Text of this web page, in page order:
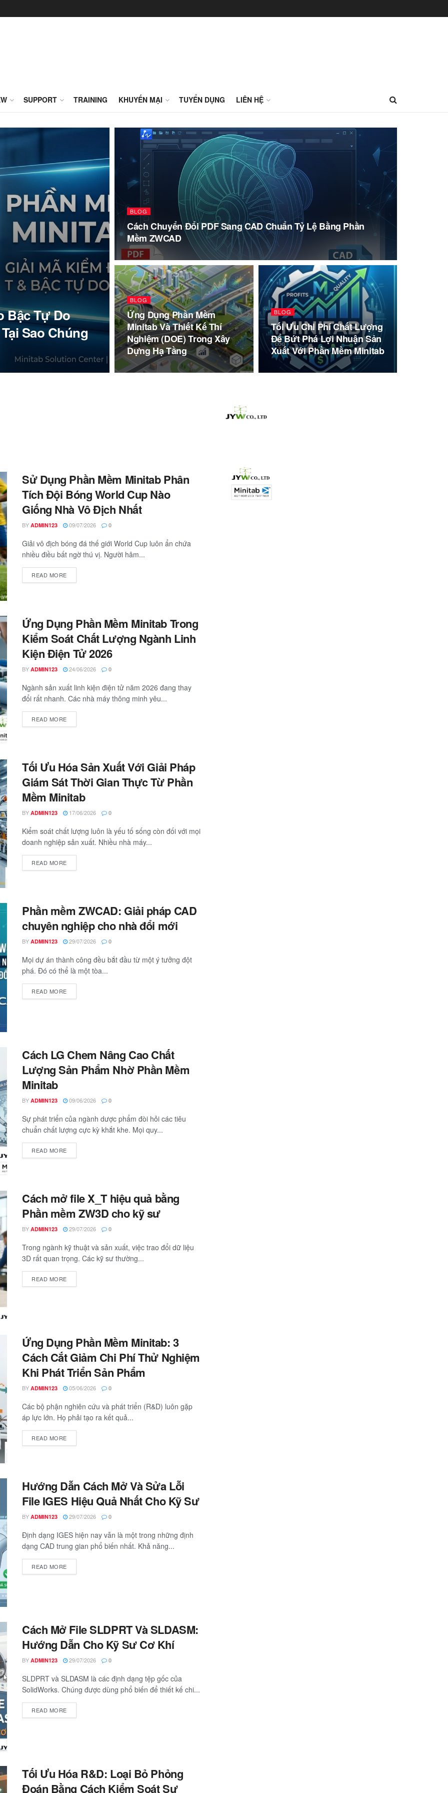
SUPPORT TRAINING KHUYẾN MẠI TUYỂN DỤNG LIÊN HỆ
Bậc Tự Do
Sao Chúng
BLOG
Cách Chuyển Đổi PDF Sang CAD Chuẩn Tỷ Lệ Bằng Phần
Mềm ZWCAD
BLOG
Ứng Dụng Phần Mềm
Minitab Và Thiết Kế Thí
Nghiệm (DOE) Trong Xây
Dựng Hạ Tầng
BLOG
Tối Ưu Chi Phí Chất Lượng
Để Bứt Phá Lợi Nhuận Sản
Xuất Với Phần Mềm Minitab
Sử Dụng Phần Mềm Minitab Phân
Tích Đội Bóng World Cup Nào
Giống Nhà Vô Địch Nhất
BY ADMIN123 09/07/2026 0
Giải vô địch bóng đá thế giới World Cup luôn ẩn chứa
nhiều điều bất ngờ thú vị. Người hâm...
READ MORE
Ứng Dụng Phần Mềm Minitab Trong
Kiểm Soát Chất Lượng Ngành Linh
Kiện Điện Tử 2026
BY ADMIN123 24/06/2026 0
Ngành sản xuất linh kiện điện tử năm 2026 đang thay
đổi rất nhanh. Các nhà máy thông minh yêu...
READ MORE
Tối Ưu Hóa Sản Xuất Với Giải Pháp
Giám Sát Thời Gian Thực Từ Phần
Mềm Minitab
BY ADMIN123 17/06/2026 0
Kiểm soát chất lượng luôn là yếu tố sống còn đối với mọi
doanh nghiệp sản xuất. Nhiều nhà máy...
READ MORE
Phần mềm ZWCAD: Giải pháp CAD
chuyên nghiệp cho nhà đổi mới
BY ADMIN123 29/07/2026 0
Mọi dự án thành công đều bắt đầu từ một ý tưởng đột
phá. Đó có thể là một tòa...
READ MORE
Cách LG Chem Nâng Cao Chất
Lượng Sản Phẩm Nhờ Phần Mềm
Minitab
BY ADMIN123 09/06/2026 0
Sự phát triển của ngành dược phẩm đòi hỏi các tiêu
chuẩn chất lượng cực kỳ khắt khe. Mọi quy...
READ MORE
Cách mở file X_T hiệu quả bằng
Phần mềm ZW3D cho kỹ sư
BY ADMIN123 29/07/2026 0
Trong ngành kỹ thuật và sản xuất, việc trao đổi dữ liệu
3D rất quan trọng. Các kỹ sư thường...
READ MORE
Ứng Dụng Phần Mềm Minitab: 3
Cách Cắt Giảm Chi Phí Thử Nghiệm
Khi Phát Triển Sản Phẩm
BY ADMIN123 05/06/2026 0
Các bộ phận nghiên cứu và phát triển (R&D) luôn gặp
áp lực lớn. Họ phải tạo ra kết quả...
READ MORE
Hướng Dẫn Cách Mở Và Sửa Lỗi
File IGES Hiệu Quả Nhất Cho Kỹ Sư
BY ADMIN123 29/07/2026 0
Định dạng IGES hiện nay vẫn là một trong những định
dạng CAD trung gian phổ biến nhất. Khả năng...
READ MORE
Cách Mở File SLDPRT Và SLDASM:
Hướng Dẫn Cho Kỹ Sư Cơ Khí
BY ADMIN123 29/07/2026 0
SLDPRT và SLDASM là các định dạng tệp gốc của
SolidWorks. Chúng được dùng phổ biến để thiết kế chi...
READ MORE
Tối Ưu Hóa R&D: Loại Bỏ Phỏng
Đoán Bằng Cách Kiểm Soát Sự